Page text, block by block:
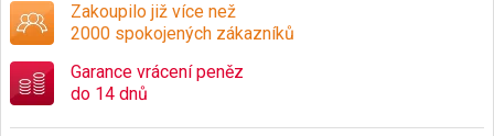
Zakoupilo již více než
2000 spokojených zákazníků
Garance vrácení peněz
do 14 dnů